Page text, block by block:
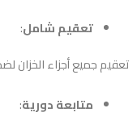
تعقيم شامل:
تعقيم جميع أجزاء الخزان
متابعة دورية: